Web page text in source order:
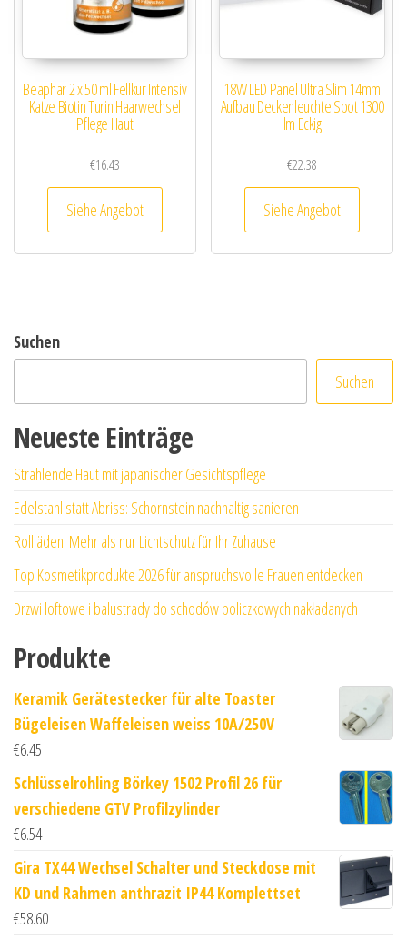
Beaphar 2 x 50 ml Fellkur Intensiv
Katze Biotin Turin Haarwechsel
Pflege Haut
€16.43
Siehe Angebot
18W LED Panel Ultra Slim 14mm
Aufbau Deckenleuchte Spot 1300
lm Eckig
€22.38
Siehe Angebot
Suchen
Suchen
Neueste Einträge
Strahlende Haut mit japanischer Gesichtspflege
Edelstahl statt Abriss: Schornstein nachhaltig sanieren
Rollläden: Mehr als nur Lichtschutz für Ihr Zuhause
Top Kosmetikprodukte 2026 für anspruchsvolle Frauen entdecken
Drzwi loftowe i balustrady do schodów policzkowych nakładanych
Produkte
Keramik Gerätestecker für alte Toaster
Bügeleisen Waffeleisen weiss 10A/250V
€6.45
Schlüsselrohling Börkey 1502 Profil 26 für
verschiedene GTV Profilzylinder
€6.54
Gira TX44 Wechsel Schalter und Steckdose mit
KD und Rahmen anthrazit IP44 Komplettset
€58.60